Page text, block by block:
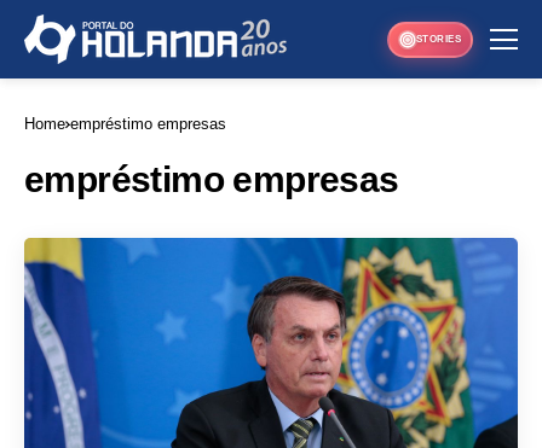
STORIES
Home empréstimo empresas
empréstimo empresas